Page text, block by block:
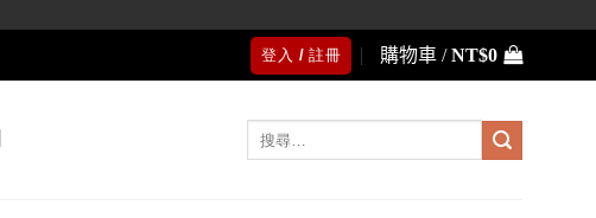
登入 / 註冊 購物車 /NT$0